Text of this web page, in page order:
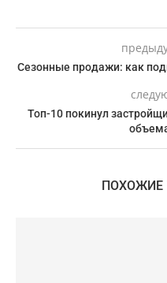
Сезонные продажи: как
Топ-10 покинул
ПОХОЖИЕ